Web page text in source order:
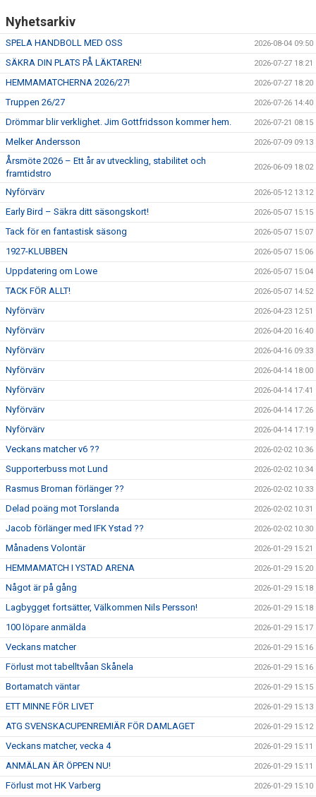
Nyhetsarkiv
SPELA HANDBOLL MED OSS 2026-08-04 09:50
SÄKRA DIN PLATS PÅ LÄKTAREN! 2026-07-27 18:21
HEMMAMATCHERNA 2026/27! 2026-07-27 18:20
Truppen 26/27 2026-07-26 14:40
Drömmar blir verklighet. Jim Gottfridsson kommer hem. 2026-07-21 08:15
Melker Andersson 2026-07-09 09:13
Årsmöte 2026 – Ett år av utveckling, stabilitet och
framtidstro
2026-06-09 18:02
Nyförvärv 2026-05-12 13:12
Early Bird – Säkra ditt säsongskort! 2026-05-07 15:15
Tack för en fantastisk säsong 2026-05-07 15:07
1927-KLUBBEN 2026-05-07 15:06
Uppdatering om Lowe 2026-05-07 15:04
TACK FÖR ALLT! 2026-05-07 14:52
Nyförvärv 2026-04-23 12:51
Nyförvärv 2026-04-20 16:40
Nyförvärv 2026-04-16 09:33
Nyförvärv 2026-04-14 18:00
Nyförvärv 2026-04-14 17:41
Nyförvärv 2026-04-14 17:26
Nyförvärv 2026-04-14 17:19
Veckans matcher v6 ?? 2026-02-02 10:36
Supporterbuss mot Lund 2026-02-02 10:34
Rasmus Broman förlänger ?? 2026-02-02 10:33
Delad poäng mot Torslanda 2026-02-02 10:31
Jacob förlänger med IFK Ystad ?? 2026-02-02 10:30
Månadens Volontär 2026-01-29 15:21
HEMMAMATCH I YSTAD ARENA 2026-01-29 15:20
Något är på gång 2026-01-29 15:18
Lagbygget fortsätter, Välkommen Nils Persson! 2026-01-29 15:18
100 löpare anmälda 2026-01-29 15:17
Veckans matcher 2026-01-29 15:16
Förlust mot tabelltvåan Skånela 2026-01-29 15:16
Bortamatch väntar 2026-01-29 15:15
ETT MINNE FÖR LIVET 2026-01-29 15:13
ATG SVENSKACUPENREMIÄR FÖR DAMLAGET 2026-01-29 15:12
Veckans matcher, vecka 4 2026-01-29 15:11
ANMÄLAN ÄR ÖPPEN NU! 2026-01-29 15:11
Förlust mot HK Varberg 2026-01-29 15:10